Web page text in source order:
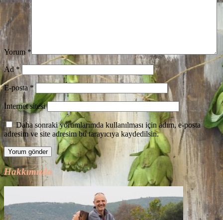
Yorum *
Ad*
E-posta *
İnternet sitesi
Daha sonraki yorumlarımda kullanılması için adım, e-posta
adresim ve site adresim bu tarayıcıya kaydedilsin.
Hakkımızda